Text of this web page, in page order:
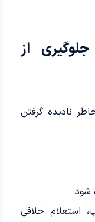
جلوگیری از
نادیده گرفتن
شود
استعلام خلافی